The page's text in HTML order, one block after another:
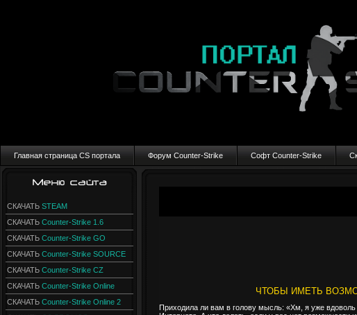
Главная страница CS портала Форум Counter-Strike Софт Counter-Strike
СКАЧАТЬ STEAM
СКАЧАТЬ Counter-Strike 1.6
СКАЧАТЬ Counter-Strike GO
СКАЧАТЬ Counter-Strike SOURCE
СКАЧАТЬ Counter-Strike CZ
СКАЧАТЬ Counter-Strike Online
СКАЧАТЬ Counter-Strike Online 2
ЧТОБЫ ИМЕТЬ
Приходила ли вам в голову мысль: «Хм, я уже